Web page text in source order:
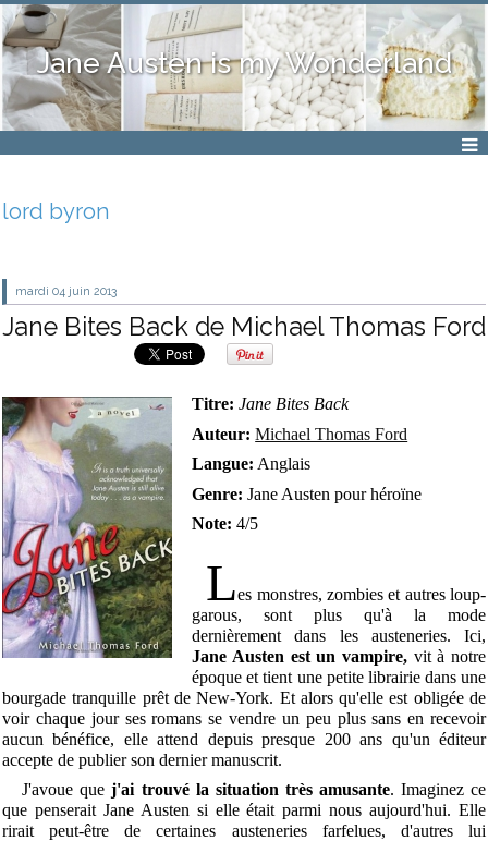
Jane Austen is my Wonderland
lord byron
mardi 04 juin 2013
Jane Bites Back de Michael Thomas Ford
Titre: Jane Bites Back
Auteur:Michael Thomas Ford
Langue: Anglais
Genre: Jane Austen pour héroïne
Note: 4/5
Les monstres, zombies et autres loup-
garous, sont plus qu'à la mode
dernièrement dans les austeneries. Ici,
Jane Austen est un vampire, vit à notre
époque et tient une petite librairie dans une
bourgade tranquille prêt de New-York. Et alors qu'elle est obligée de
voir chaque jour ses romans se vendre un peu plus sans en recevoir
aucun bénéfice, elle attend depuis presque 200 ans qu'un éditeur
accepte de publier son dernier manuscrit.
J'avoue quej'ai trouvé la situation très amusante. Imaginez ce
que penserait Jane Austen si elle était parmi nous aujourd'hui. Elle
rirait peut-être de certaines austeneries farfelues, d'autres lui